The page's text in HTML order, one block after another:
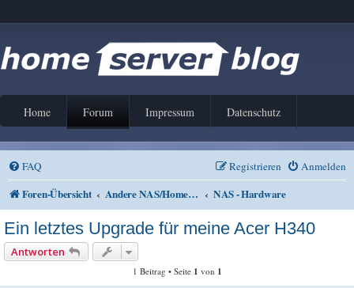
Home Forum Impressum Datenschutz
FAQ Anmelden
Registrieren
Foren-Übersicht Andere NAS/Home Server Lösungen NAS - Hardware
Ein letztes Upgrade für meine Acer H340
Antworten
1 Beitrag • Seite 1 von 1